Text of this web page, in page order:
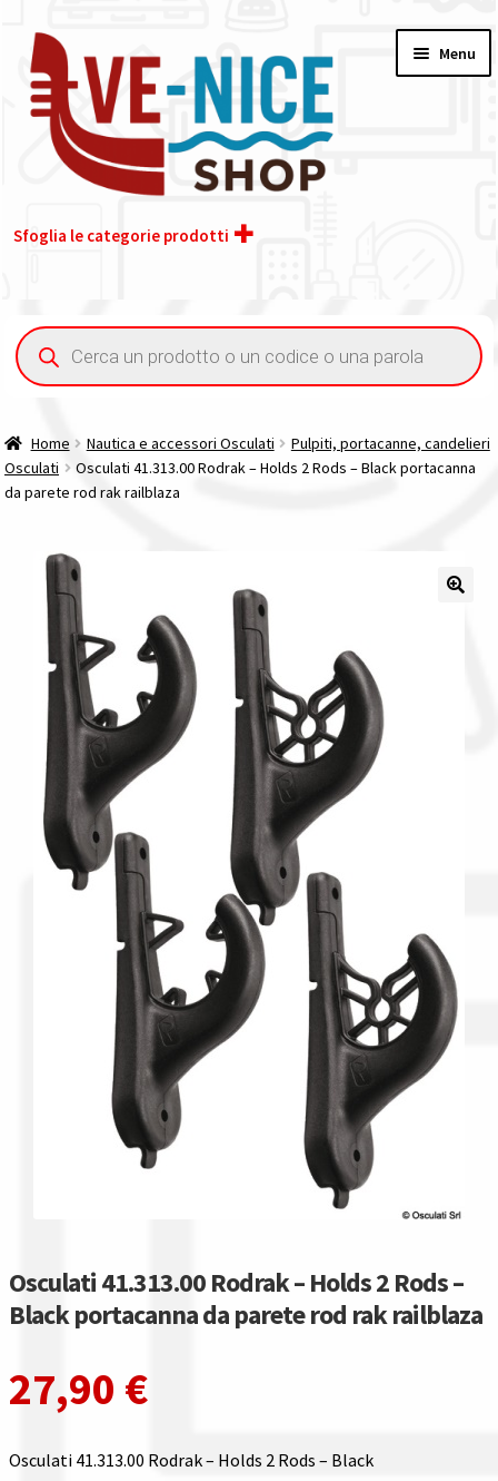
alla
navigazione
contenuto
Menu
Sfoglia le categorie prodotti
Acquisto iva 4% (agevolata)
Contatti
La nostra azienda
Condizioni generali
Acquisti in rete pubblica amministrazione
Assicurazione integrativa Garanzia3
Bonus fiscali 2025
Diritto di recesso
Garanzia del produttore
Gestione resi
Guida all’utilizzo del sito
Pagamenti
Confronta
Riepilogo ordine
Ricerca
prodotti
Home Nautica e accessori Osculati
Pulpiti, portacanne, candelieri
Osculati
Osculati 41.313.00 Rodrak – Holds 2 Rods – Black portacanna
da parete rod rak railblaza
Osculati 41.313.00 Rodrak – Holds 2 Rods –
Black portacanna da parete rod rak railblaza
27,90 €
Osculati 41.313.00 Rodrak – Holds 2 Rods – Black